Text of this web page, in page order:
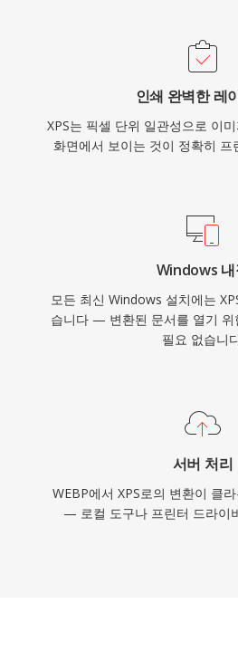
인쇄 완벽한 레
XPS는 픽셀 단위 일관성으로 이
화면에서 보이는 것이 정확히 프
Windows
모든 최신 Windows 설치에는
습니다 — 변환된 문서를 열기 위
필요 없습니
서버 처리
WEBP에서 XPS로의 변환이 클
— 로컬 도구나 프린터 드라이